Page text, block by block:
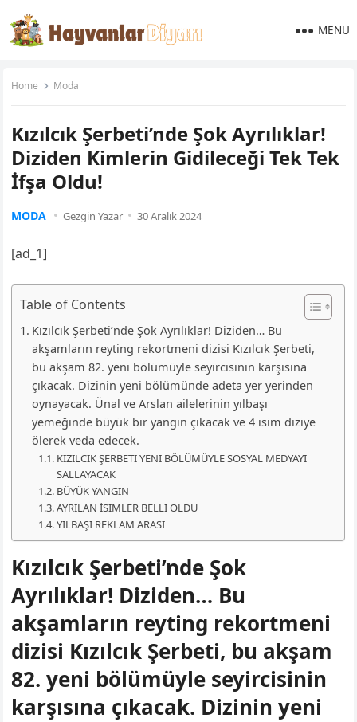
MENU
Home Moda
Kızılcık Şerbeti’nde Şok Ayrılıklar!
Diziden Kimlerin Gidileceği Tek Tek
İfşa Oldu!
MODA Gezgin Yazar 30 Aralık 2024
[ad_1]
Table of Contents
Kızılcık Şerbeti’nde Şok Ayrılıklar! Diziden… Bu
akşamların reyting rekortmeni dizisi Kızılcık Şerbeti,
bu akşam 82. yeni bölümüyle seyircisinin karşısına
çıkacak. Dizinin yeni bölümünde adeta yer yerinden
oynayacak. Ünal ve Arslan ailelerinin yılbaşı
yemeğinde büyük bir yangın çıkacak ve 4 isim diziye
ölerek veda edecek.
KIZILCIK ŞERBETI YENI BÖLÜMÜYLE SOSYAL MEDYAYI
SALLAYACAK
BÜYÜK YANGIN
AYRILAN İSIMLER BELLI OLDU
YILBAŞI REKLAM ARASI
Kızılcık Şerbeti’nde Şok
Ayrılıklar! Diziden… Bu
akşamların reyting rekortmeni
dizisi Kızılcık Şerbeti, bu akşam
82. yeni bölümüyle seyircisinin
karşısına çıkacak. Dizinin yeni